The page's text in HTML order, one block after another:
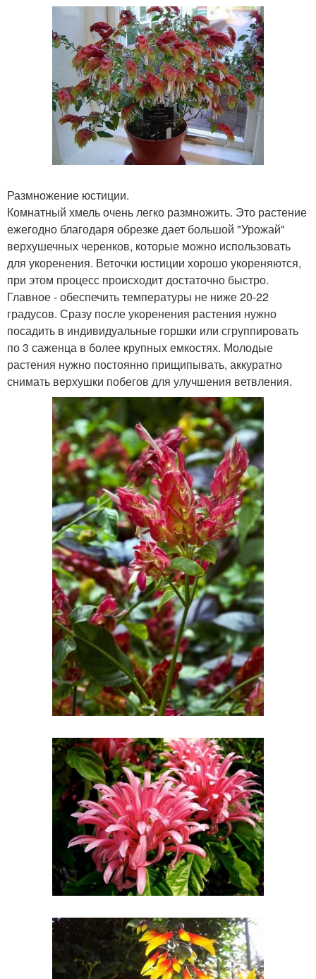
Размножение юстиции.
Комнатный хмель очень легко размножить. Это растение
ежегодно благодаря обрезке дает большой "Урожай"
верхушечных черенков, которые можно использовать
для укоренения. Веточки юстиции хорошо укореняются,
при этом процесс происходит достаточно быстро.
Главное - обеспечить температуры не ниже 20-22
градусов. Сразу после укоренения растения нужно
посадить в индивидуальные горшки или сгруппировать
по 3 саженца в более крупных емкостях. Молодые
растения нужно постоянно прищипывать, аккуратно
снимать верхушки побегов для улучшения ветвления.